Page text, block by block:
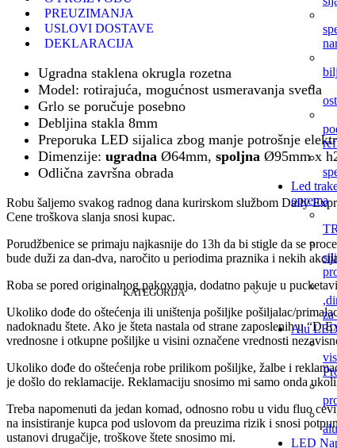
KATEGORIJA
Led
oprema
Alu
LED
PREUZIMANJA
USLOVI DOSTAVE
DEKLARACIJA
Ugradna staklena okrugla rozetna
Model: rotirajuća, mogućnost usmeravanja svetla
Grlo se poručuje posebno
Debljina stakla 8mm
Preporuka LED sijalica zbog manje potrošnje
Dimenzije: ugradna Ø64mm, spoljna Ø95mm x
Odlična završna obrada
Robu šaljemo svakog radnog dana kurirskom službom Daily
Cene troškova slanja snosi kupac.
Porudžbenice se primaju najkasnije do 13h da bi stigle da se
bude duži za dan-dva, naročito u periodima praznika i nekih
Roba se pored originalnog pakovanja, dodatno pakuje u
Ukoliko dođe do oštećenja ili uništenja pošiljke pošiljalac/
nadoknadu štete. Ako je šteta nastala od strane zaposlenih u “D
vrednosne i otkupne pošiljke u visini označene vrednosti
Ukoliko dođe do oštećenja robe prilikom pošiljke, žalbe i
je došlo do reklamacije. Reklamaciju snosimo mi samo onda
Treba napomenuti da jedan komad, odnosno robu u vidu fluo
na insistiranje kupca pod uslovom da preuzima rizik i snosi
ustanovi drugačije, troškove štete snosimo mi.